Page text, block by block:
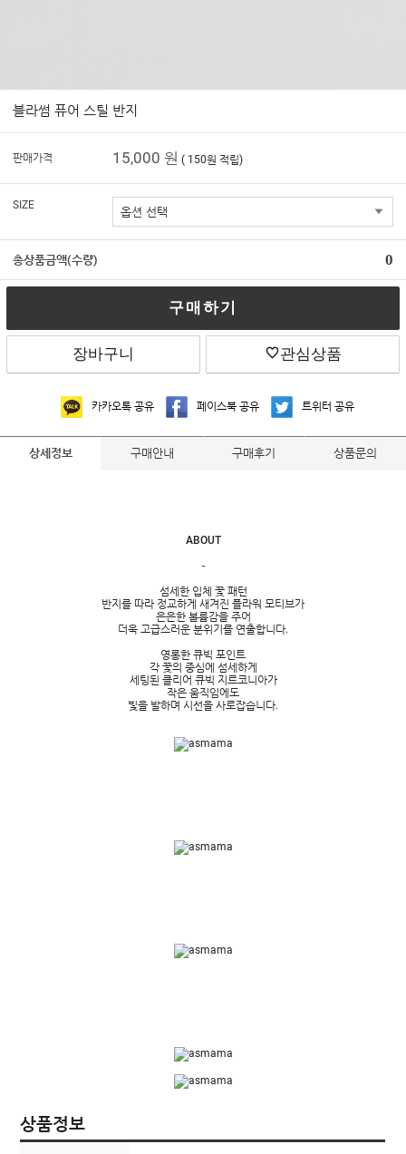
블라썸 퓨어 스틸 반지
판매가격 15,000 원 ( 150원 적립)
SIZE
총상품금액(수량) 0
구매하기
장바구니 관심상품
카카오톡 공유 페이스북 공유 트위터 공유
상세정보 구매안내 구매후기 상품문의
ABOUT
-
섬세한 입체 꽃 패턴
반지를 따라 정교하게 새겨진 플라워 모티브가
은은한 볼륨감을 주어
더욱 고급스러운 분위기를 연출합니다.
영롱한 큐빅 포인트
각 꽃의 중심에 섬세하게
세팅된 클리어 큐빅 지르코니아가
작은 움직임에도
빛을 발하며 시선을 사로잡습니다.
상품정보